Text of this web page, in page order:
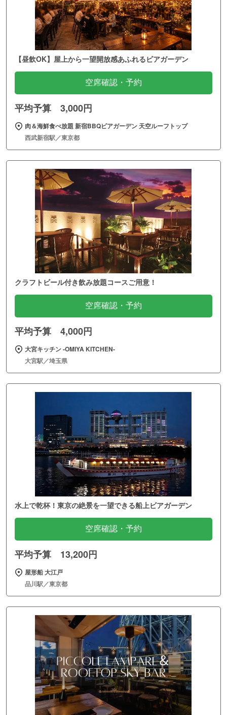
【昼飲OK】屋上から一望開放感あふれるビアガーデン
空席確認・予約
平均予算 3,000円
肉＆海鮮食べ放題 新宿BBQビアガーデン 天空ルーフトップ
西武新宿駅／東京都
クラフトビール付き飲み放題コースご用意！
空席確認・予約
平均予算 4,000円
大宮キッチン ‐OMIYA KITCHEN‐
大宮駅／埼玉県
水上で乾杯！東京の絶景を一望できる船上ビアガーデン
空席確認・予約
平均予算 13,200円
屋形船 大江戸
品川駅／東京都